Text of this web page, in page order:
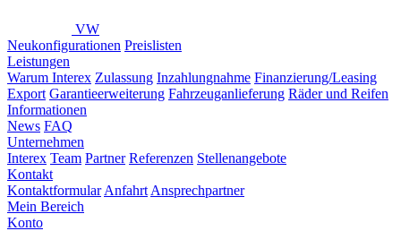
VW
Neukonfigurationen Preislisten
Leistungen
Warum Interex Zulassung Inzahlungnahme Finanzierung/Leasing
Export Garantieerweiterung Fahrzeuganlieferung Räder und Reifen
Informationen
News FAQ
Unternehmen
Interex Team Partner Referenzen Stellenangebote
Kontakt
Kontaktformular Anfahrt Ansprechpartner
Mein Bereich
Konto